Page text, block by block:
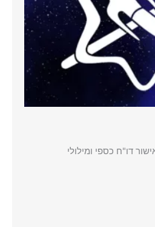
דו"ח כספי ומילולי